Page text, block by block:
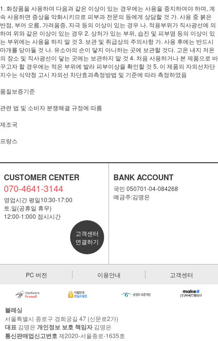
1. 화장품을 사용하여 다음과 같은 이상이 있는 경우에는 사용을 중지하여야 하며, 계
속 사용하면 증상을 악화시키므로 피부과 전문의 등에게 상담할 것 가. 사용 중 붉은
반점, 부어 오름, 가려움증, 자극 등의 이상이 있는 경우 나. 적용부위가 직사광선에 의
하여 위와 같은 이상이 있는 경우 2. 상처가 있는 부위, 습진 및 피부염 등의 이상이 있
는 부위에는 사용을 하지 말 것 3. 보관 및 취급상의 주의사항 가. 사용 후에는 반드시
마개를 닫아둘 것 나. 유소아의 손이 닿지 아니하는 곳에 보관할 것다. 고온 내지 저온
의 장소 및 직사광선이 닿는 곳에는 보관하지 말 것 4. 처음 사용하거나 본 제품으로 바
꾸고자 할 경우에는 적은 부위에 발라 피부이상을 확인할 것 5. 이 제품의 자외선차단
지수는 식약청 고시 자외선 차단효과측정방법 및 기준에 따라 측정하였음
품질보증기준
관련 법 및 소비자 분쟁해결 규정에 따름
제조국
프랑스
CUSTOMER CENTER
070-4641-3144
영업시간 평일10:30-17:00
토.일(공휴일 휴무)
12:00-1:000 점시시간
고객센터
연결하기
BANK ACCOUNT
국민 050701-04-084268
예금주:김명은
PC 버전 이용안내 고객센터
블레싱
서울특별시 종로구 경희궁길 47 (신문로2가)
대표 김명은 개인정보 보호 책임자김명은
통신판매업신고번호제2020-서울종로-1635호